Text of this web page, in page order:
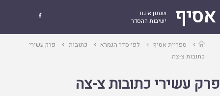
אסיף
שנתון איגוד
ישיבות ההסדר

עמוד
ראשי
ספריית אסיף לפי סדר הגמרא כתובות
פרק עשירי
כתובות צ-צה
פרק עשירי כתובות צ-צה